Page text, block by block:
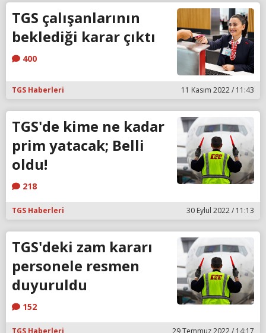
TGS çalışanlarının
beklediği karar çıktı
400
TGS Haberleri 11 Kasım 2022 / 11:43
TGS'de kime ne kadar
prim yatacak; Belli
oldu!
218
TGS Haberleri 30 Eylül 2022 / 11:13
TGS'deki zam kararı
personele resmen
duyuruldu
152
TGS Haberleri 29 Temmuz 2022 / 14:17